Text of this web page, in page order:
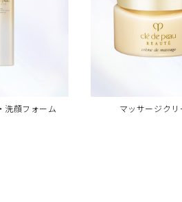
洗顔フォーム マッサージクリ